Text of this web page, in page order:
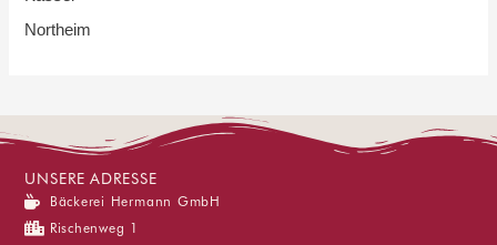
Northeim
UNSERE ADRESSE
Bäckerei Hermann GmbH
Rischenweg 1